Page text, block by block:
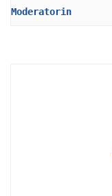
Moderatorin